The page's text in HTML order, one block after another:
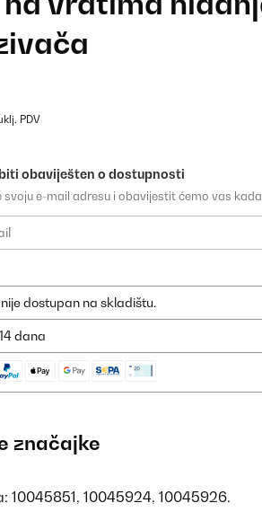
PDV
obaviješten o dostupnosti
svoju e-mail adresu i obavijestit ćemo vas
dostupan na skladištu.
dana
značajke
10045851, 10045924, 10045926.